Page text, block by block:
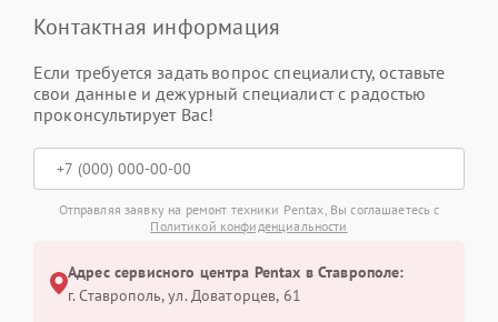
Контактная информация
Если требуется задать вопрос специалисту, оставьте
свои данные и дежурный специалист с радостью
проконсультирует Вас!
Отправляя заявку на ремонт техники Pentax, Вы соглашаетесь с
Политикой конфиденциальности
Адрес сервисного центра Pentax в Ставрополе:
г. Ставрополь, ул. Доваторцев, 61